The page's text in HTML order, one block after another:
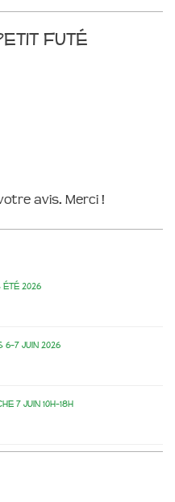
Futé
avis. Merci !
2026
7 juin 2026
7 juin 10h-18h